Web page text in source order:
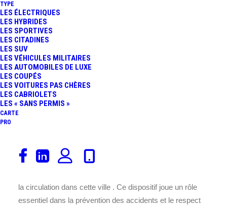
TYPE
LES ÉLECTRIQUES
LES HYBRIDES
LES SPORTIVES
LES CITADINES
LES SUV
LES VÉHICULES MILITAIRES
LES AUTOMOBILES DE LUXE
LES COUPÉS
LES VOITURES PAS CHÈRES
LES CABRIOLETS
LES « SANS PERMIS »
CARTE
PRO
Ce radar est installé sur la RD
533, au cœur de la commune de
Placé à cet endroit précis la
efficace de la vitesse des véhicules pour garantir la
la circulation dans cette ville . Ce dispositif joue un rôle
essentiel dans la prévention des accidents et le respect